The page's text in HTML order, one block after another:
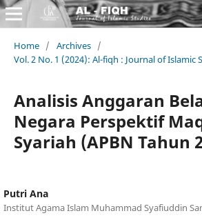
Home / Archives /
Vol. 2 No. 1 (2024): Al-fiqh : Journal of Islamic
Analisis Anggaran
Negara Perspektif
Syariah (APBN Tahun
Putri Ana
Institut Agama Islam Muhammad Syafiuddin